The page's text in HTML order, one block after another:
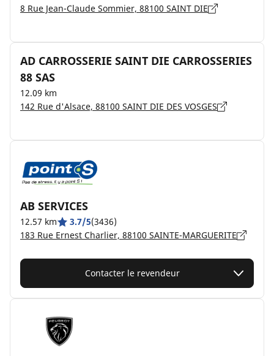
8 Rue Jean-Claude Sommier, 88100 SAINT DIE
AD CARROSSERIE SAINT DIE CARROSSERIES
88 SAS
12.09 km
142 Rue d'Alsace, 88100 SAINT DIE DES VOSGES
AB SERVICES
12.57 km 3.7/5(3436)
183 Rue Ernest Charlier, 88100 SAINTE-MARGUERITE
Contacter le revendeur